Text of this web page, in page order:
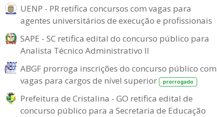
UENP - PR retifica concursos com vagas para
agentes universitários de execução e profissionais
SAPE - SC retifica edital do concurso público para
Analista Técnico Administrativo II
ABGF prorroga inscrições do concurso público com
vagas para cargos de nível superior
prorrogado
Prefeitura de Cristalina - GO retifica edital de
concurso público para a Secretaria de Educação